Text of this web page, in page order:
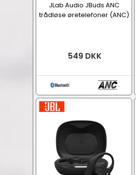
JLab Audio JBuds ANC
trådløse øretelefoner (ANC)
549 DKK